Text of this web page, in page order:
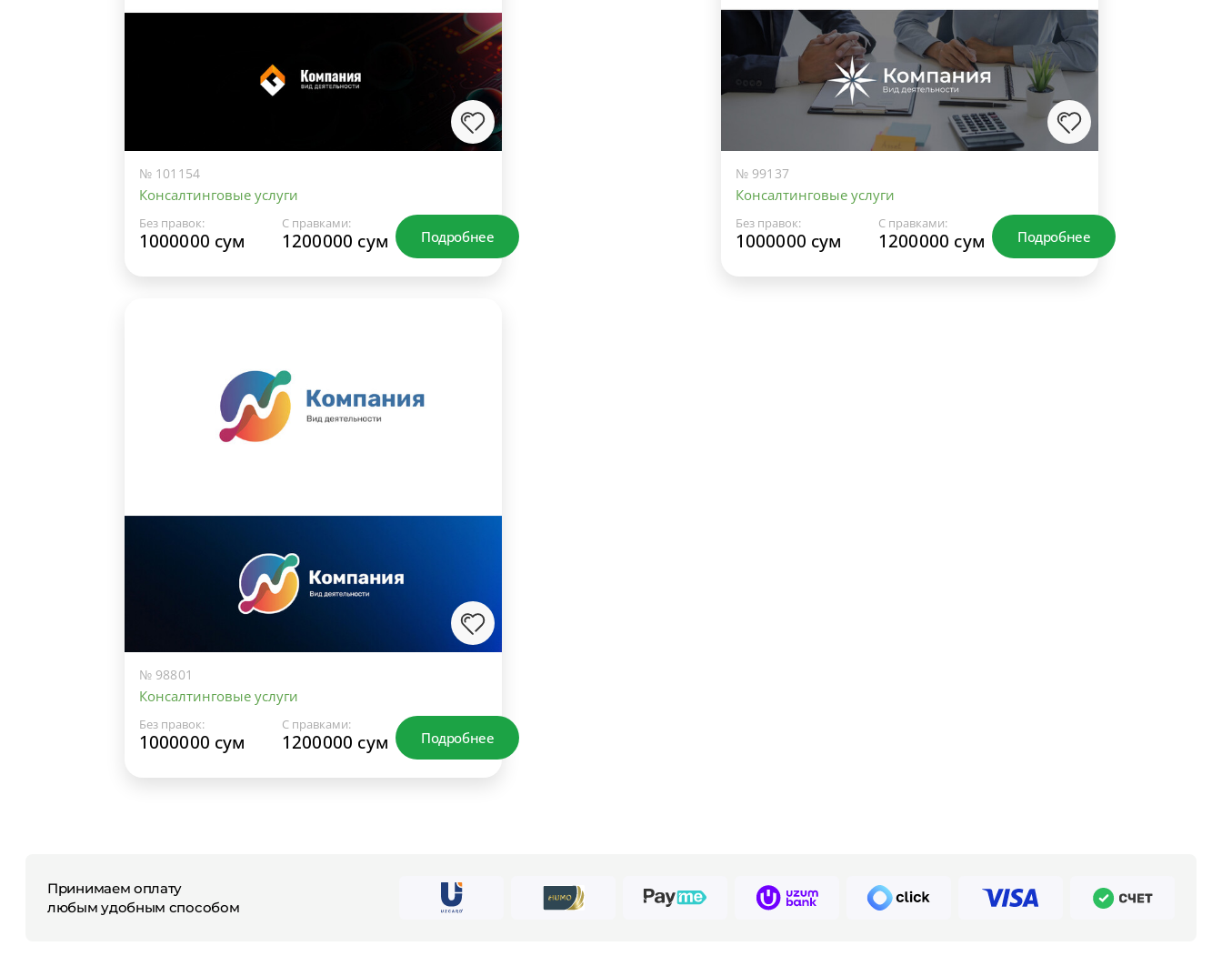
№ 101154
Консалтинговые услуги
Без правок:
1000000 сум
С правками:
1200000 сум Подробнее
№ 99137
Консалтинговые услуги
Без правок:
1000000 сум
С правками:
1200000 сум Подробнее
№ 98801
Консалтинговые услуги
Без правок:
1000000 сум
С правками:
1200000 сум Подробнее
Принимаем оплату
любым удобным способом